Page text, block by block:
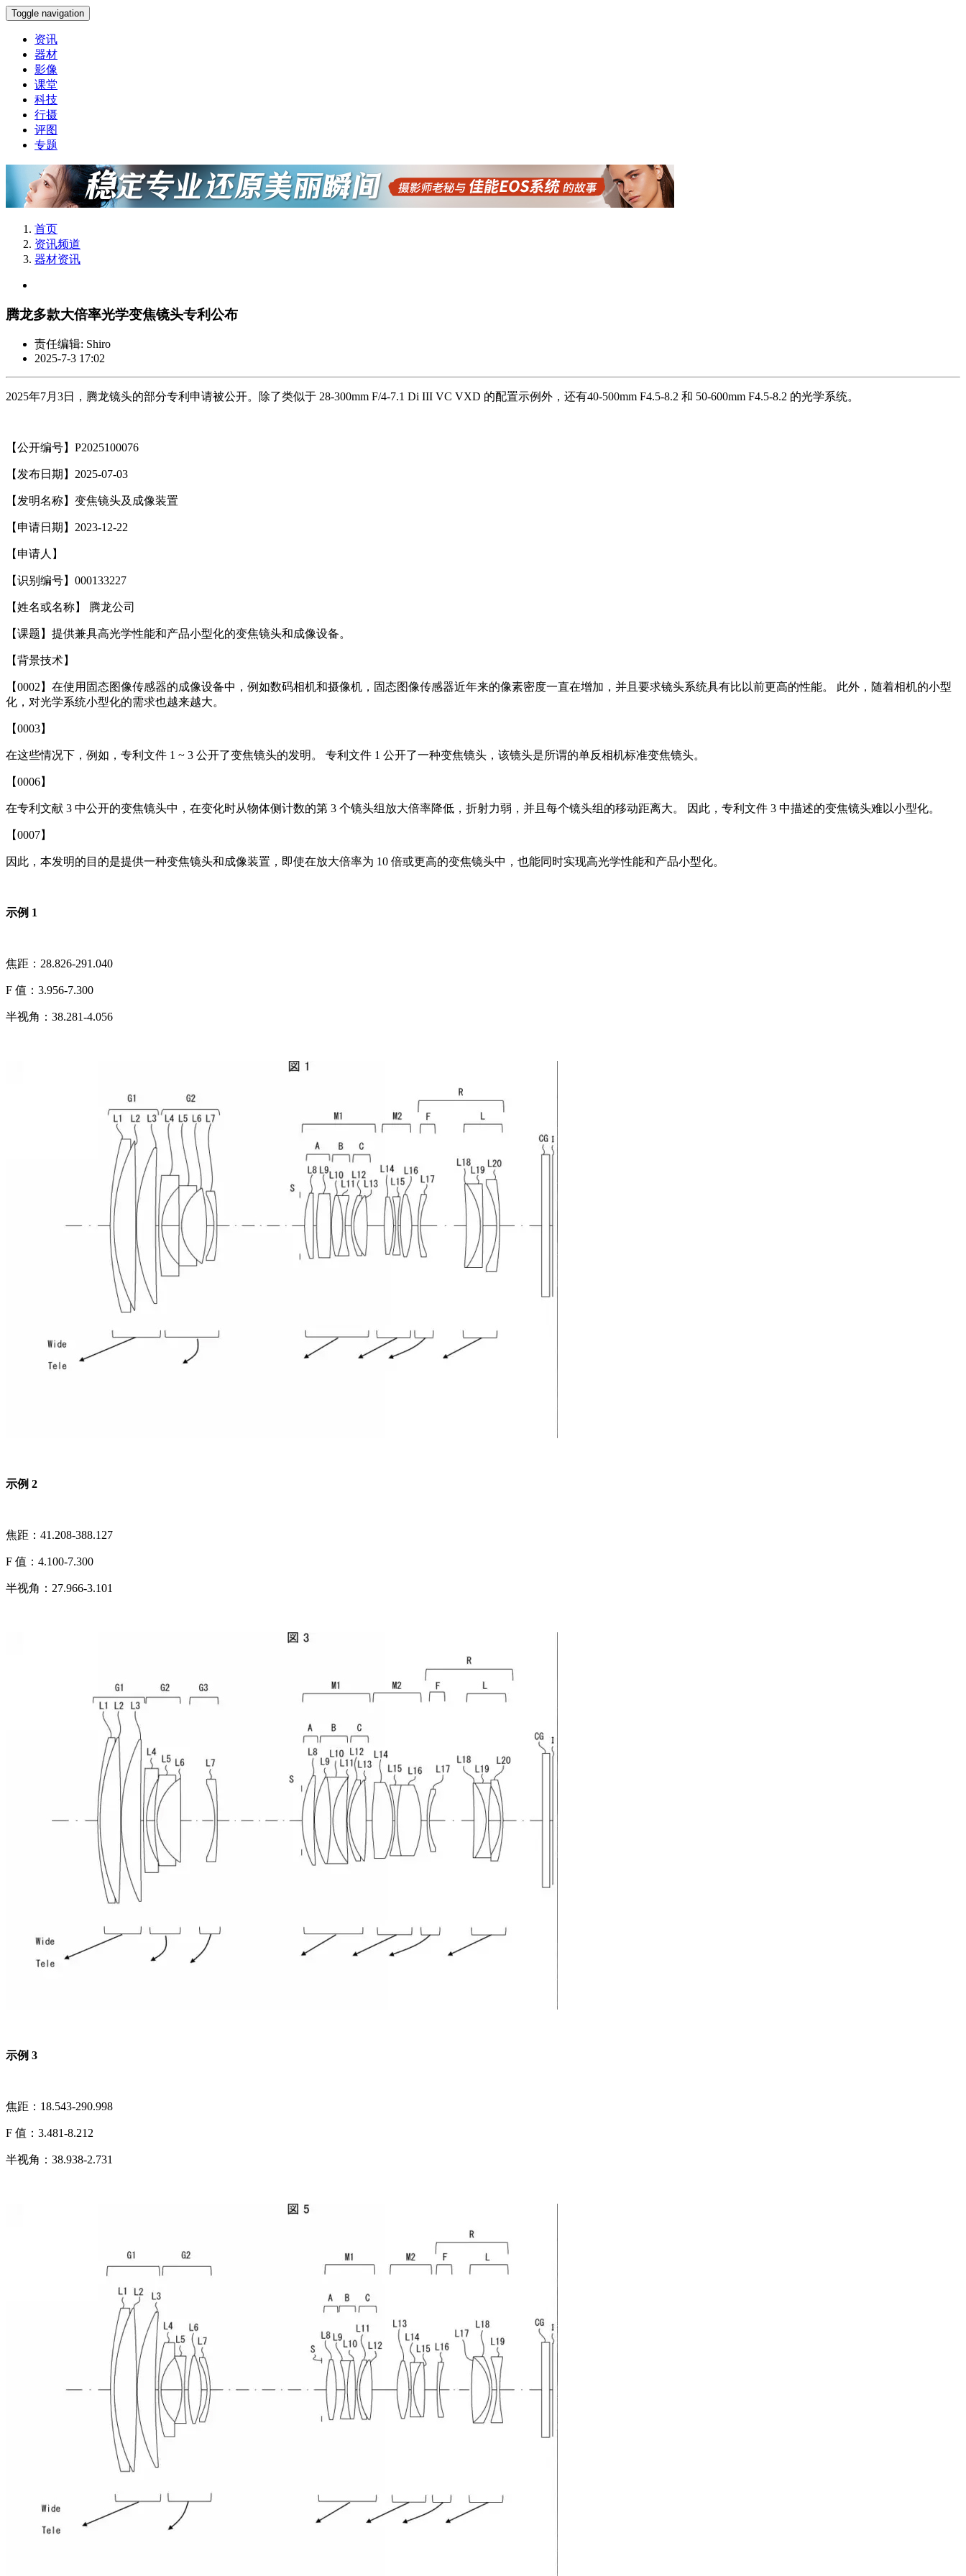
Toggle navigation
资讯
器材
影像
课堂
科技
行摄
评图
专题
首页
资讯频道
器材资讯
腾龙多款大倍率光学变焦镜头专利公布
责任编辑: Shiro
2025-7-3 17:02
2025年7月3日，腾龙镜头的部分专利申请被公开。除了类似于 28-300mm F/4-7.1 Di III VC VXD 的配置示例外，还有40-500mm F4.5-8.2 和 50-600mm F4.5-8.2 的光学系统。
【公开编号】P2025100076
【发布日期】2025-07-03
【发明名称】变焦镜头及成像装置
【申请日期】2023-12-22
【申请人】
【识别编号】000133227
【姓名或名称】 腾龙公司
【课题】提供兼具高光学性能和产品小型化的变焦镜头和成像设备。
【背景技术】
【0002】在使用固态图像传感器的成像设备中，例如数码相机和摄像机，固态图像传感器近年来的像素密度一直在增加，并且要求镜头系统具有比以前更高的性能。 此外，随着相机的小型
化，对光学系统小型化的需求也越来越大。
【0003】
在这些情况下，例如，专利文件 1 ~ 3 公开了变焦镜头的发明。 专利文件 1 公开了一种变焦镜头，该镜头是所谓的单反相机标准变焦镜头。
【0006】
在专利文献 3 中公开的变焦镜头中，在变化时从物体侧计数的第 3 个镜头组放大倍率降低，折射力弱，并且每个镜头组的移动距离大。 因此，专利文件 3 中描述的变焦镜头难以小型化。
【0007】
因此，本发明的目的是提供一种变焦镜头和成像装置，即使在放大倍率为 10 倍或更高的变焦镜头中，也能同时实现高光学性能和产品小型化。
示例 1
焦距：28.826-291.040
F 值：3.956-7.300
半视角：38.281-4.056
示例 2
焦距：41.208-388.127
F 值：4.100-7.300
半视角：27.966-3.101
示例 3
焦距：18.543-290.998
F 值：3.481-8.212
半视角：38.938-2.731